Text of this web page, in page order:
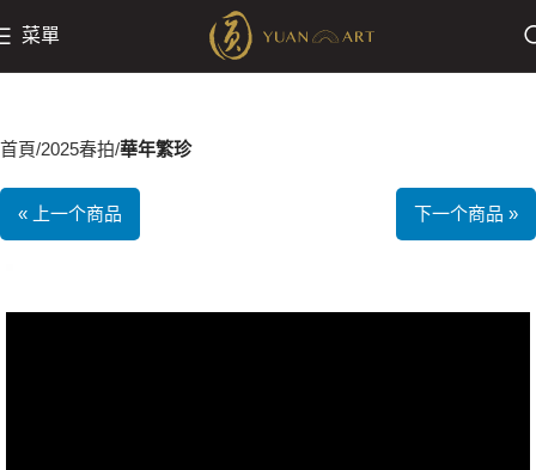
菜單
首頁 2025春拍 華年繁珍
« 上一个商品 下一个商品 »